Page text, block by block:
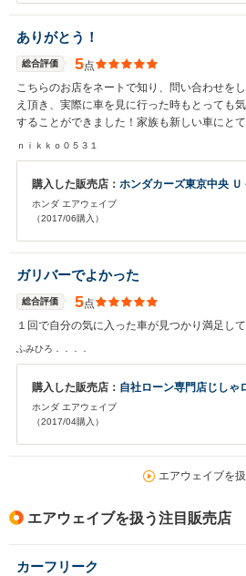
ありがとう！
総合評価 5点
こちらのお店をネートで知り、問い合わせを
え頂き、実際に車を見に行った時もとっても
することができました！家族も新しい車にと
す、ありがとうございます！
ｎｉｋｋｏ０５３１
購入した販売店： ホンダカーズ東京中央
ホンダ エアウェイブ
（2017/06購入）
ガリバーでよかった
総合評価 5点
１回で自分の気に入った車が見つかり満足し
ふみひろ．．．．
購入した販売店： 自社ローン専門店じしゃ
ホンダ エアウェイブ
（2017/04購入）
エアウェイブを
エアウェイブを扱う注目販売店
カーフリーク